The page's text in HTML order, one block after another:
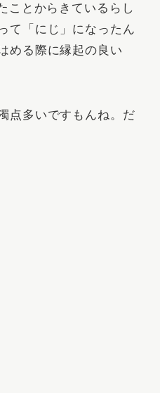
ことからきているらし
て「にじ」になったん
める際に縁起の良い
点多いですもんね。だ